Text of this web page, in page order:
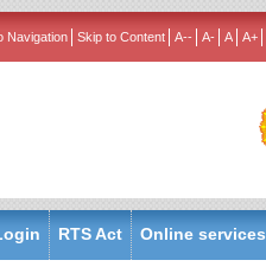
Navigation Skip to Content
RTS Act Online services